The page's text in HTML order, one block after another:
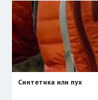
Синтетика или пух